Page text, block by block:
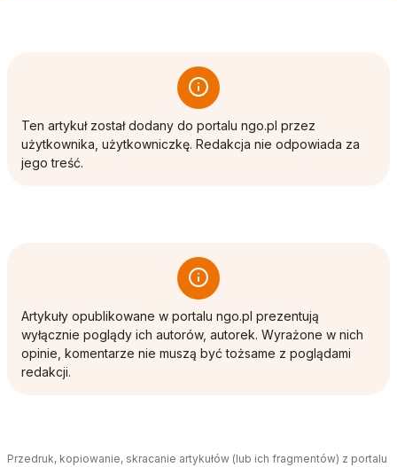
Ten artykuł został dodany do portalu ngo.pl przez
użytkownika, użytkowniczkę. Redakcja nie odpowiada za
jego treść.
Artykuły opublikowane w portalu ngo.pl prezentują
wyłącznie poglądy ich autorów, autorek. Wyrażone w nich
opinie, komentarze nie muszą być tożsame z poglądami
redakcji.
Przedruk, kopiowanie, skracanie artykułów (lub ich fragmentów) z portalu